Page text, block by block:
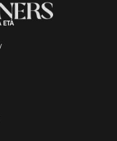
ETÀ